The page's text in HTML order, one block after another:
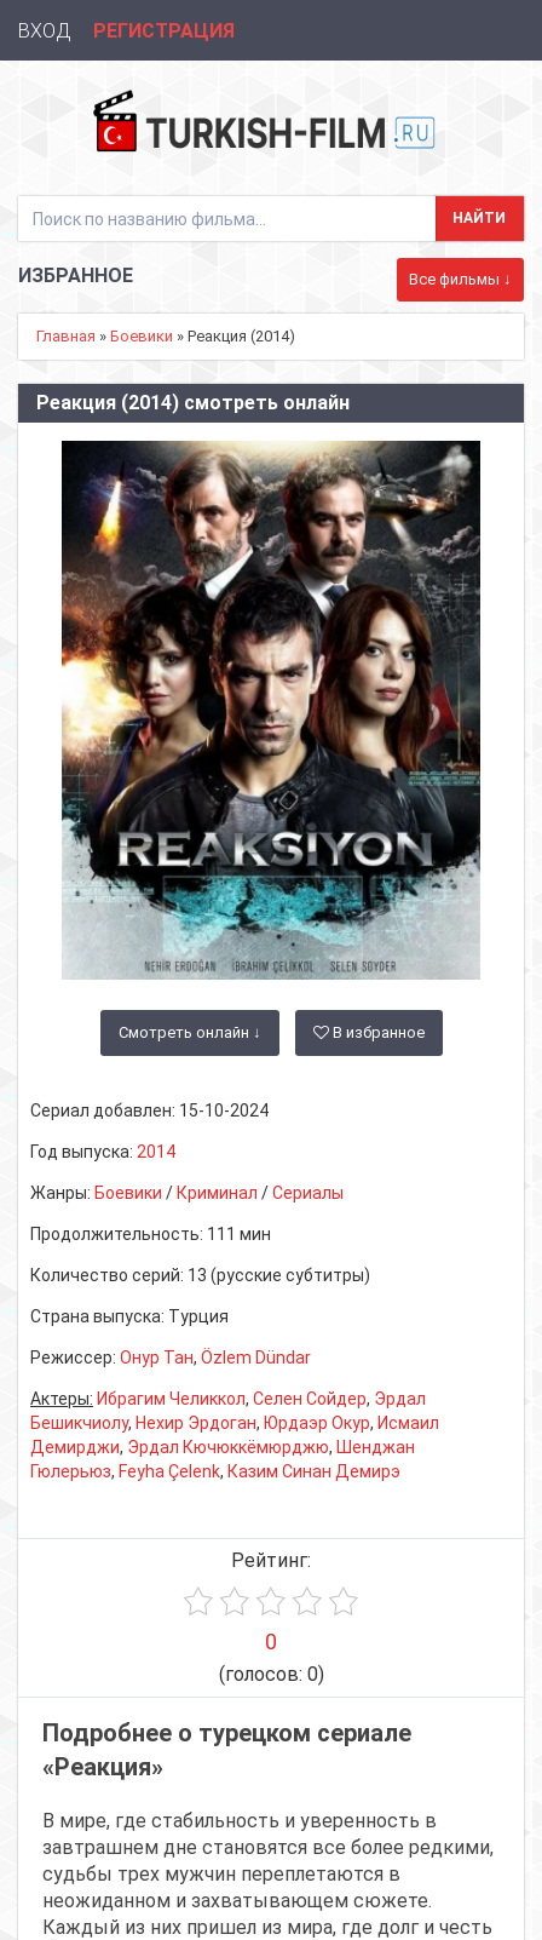
ВХОД РЕГИСТРАЦИЯ
ИЗБРАННОЕ Все фильмы ↓
Главная » Боевики » Реакция (2014)
Реакция (2014) смотреть онлайн
Смотреть онлайн ↓ В избранное
Сериал добавлен: 15-10-2024
Год выпуска: 2014
Жанры: Боевики / Криминал /Сериалы
Продолжительность: 111 мин
Количество серий: 13 (русские субтитры)
Страна выпуска: Турция
Режиссер: Онур Тан, Özlem Dündar
Актеры: Ибрагим Челиккол, Селен Сойдер, Эрдал
Бешикчиолу, Нехир Эрдоган, Юрдаэр Окур, Исмаил
Демирджи, Эрдал Кючюккёмюрджю, Шенджан
Гюлерьюз, Feyha Çelenk, Казим Синан Демирэ
Рейтинг:
0
(голосов: 0)
Подробнее о турецком сериале
«Реакция»
В мире, где стабильность и уверенность в
завтрашнем дне становятся все более редкими,
судьбы трех мужчин переплетаются в
неожиданном и захватывающем сюжете.
Каждый из них пришел из мира, где долг и честь